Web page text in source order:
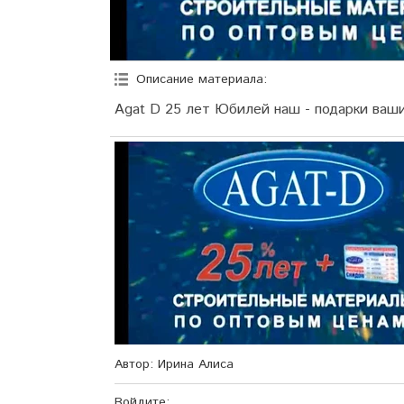
Описание материала:
Agat D 25 лет Юбилей наш - подарки
Автор: Ирина Алиса